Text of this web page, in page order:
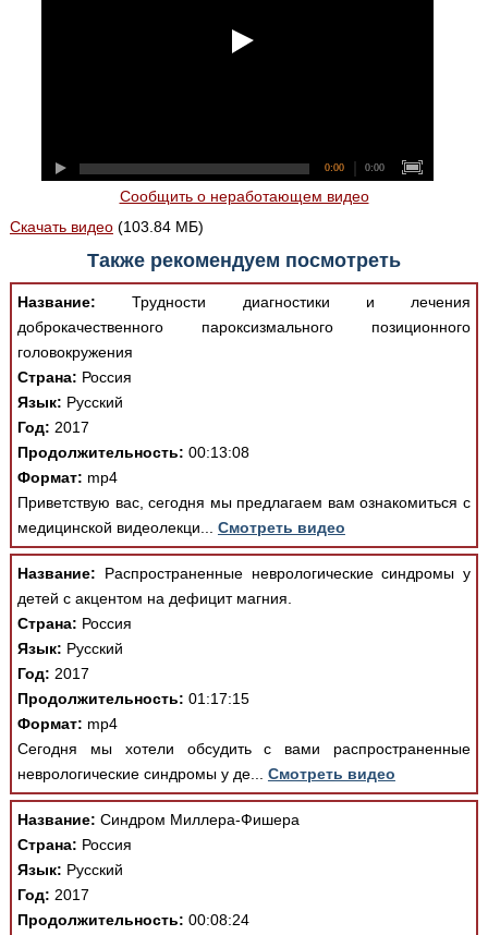
0:00 0:00
Сообщить о неработающем видео
Скачать видео(103.84 МБ)
Также рекомендуем посмотреть
Название: Трудности диагностики и лечения
доброкачественного пароксизмального позиционного
головокружения
Страна: Россия
Язык: Русский
Год: 2017
Продолжительность: 00:13:08
Формат: mp4
Приветствую вас, сегодня мы предлагаем вам ознакомиться с
медицинской видеолекци... Смотреть видео
Название: Распространенные неврологические синдромы у
детей с акцентом на дефицит магния.
Страна: Россия
Язык: Русский
Год: 2017
Продолжительность: 01:17:15
Формат: mp4
Сегодня мы хотели обсудить с вами распространенные
неврологические синдромы у де... Смотреть видео
Название: Синдром Миллера-Фишера
Страна: Россия
Язык: Русский
Год: 2017
Продолжительность: 00:08:24